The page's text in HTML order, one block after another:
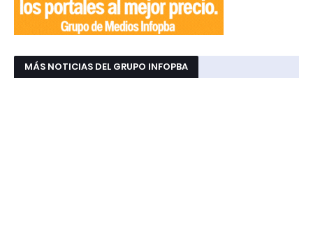
MÁS NOTICIAS DEL GRUPO INFOPBA